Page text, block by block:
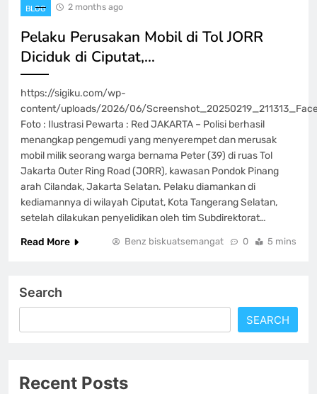
BLOG 2 months ago
Pelaku Perusakan Mobil di Tol JORR
Diciduk di Ciputat,…
https://sigiku.com/wp-
content/uploads/2026/06/
Foto : Ilustrasi Pewarta : Red JAKARTA – Polisi berhasil
menangkap pengemudi yang menyerempet dan merusak
mobil milik seorang warga bernama Peter (39) di ruas Tol
Jakarta Outer Ring Road (JORR), kawasan Pondok Pinang
arah Cilandak, Jakarta Selatan. Pelaku diamankan di
kediamannya di wilayah Ciputat, Kota Tangerang Selatan,
setelah dilakukan penyelidikan oleh tim Subdirektorat…
Read More
Benz biskuatsemangat 0 5 mins
Search
SEARCH
Recent Posts